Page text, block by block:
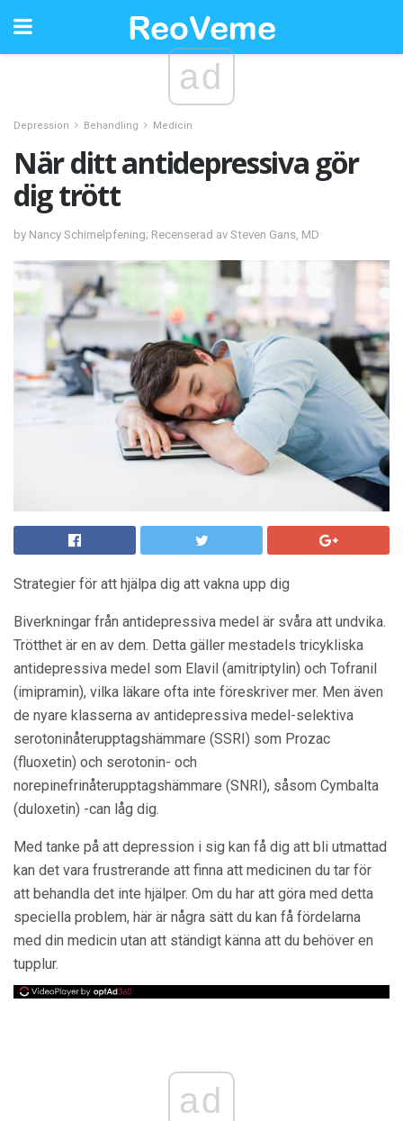
ad
Depression Behandling Medicin
När ditt antidepressiva gör
dig trött
by Nancy Schimelpfening; Recenserad av Steven Gans, MD
Strategier för att hjälpa dig att vakna upp dig
Biverkningar från antidepressiva medel är svåra att undvika.
Trötthet är en av dem. Detta gäller mestadels tricykliska
antidepressiva medel som Elavil (amitriptylin) och Tofranil
(imipramin), vilka läkare ofta inte föreskriver mer. Men även
de nyare klasserna av antidepressiva medel-selektiva
serotoninåterupptagshämmare (SSRI) som Prozac
(fluoxetin) och serotonin- och
norepinefrinåterupptagshämmare (SNRI), såsom Cymbalta
(duloxetin) -can låg dig.
Med tanke på att depression i sig kan få dig att bli utmattad
kan det vara frustrerande att finna att medicinen du tar för
att behandla det inte hjälper. Om du har att göra med detta
speciella problem, här är några sätt du kan få fördelarna
med din medicin utan att ständigt känna att du behöver en
tupplur.
ad